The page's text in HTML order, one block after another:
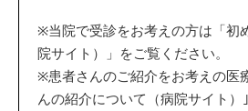
※当院で受診をお考えの方は「初
院サイト）」をご覧ください。
※患者さんのご紹介をお考えの医
んの紹介について（病院サイト）